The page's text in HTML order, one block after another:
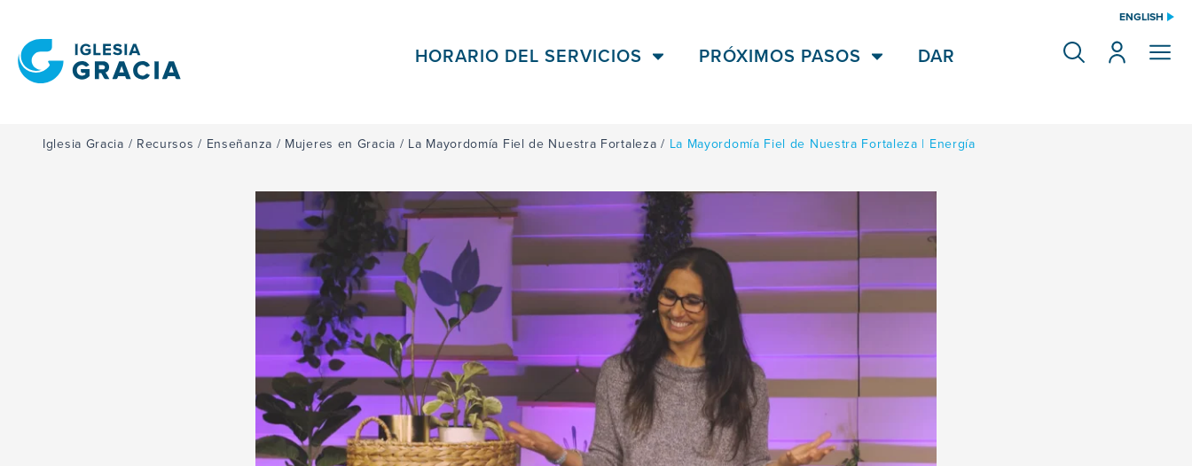
HORARIO DEL SERVICIOS PRÓXIMOS PASOS DAR
ENGLISH
Iglesia Gracia / Recursos / Enseñanza / Mujeres en Gracia / La Mayordomía Fiel de Nuestra Fortaleza / La Mayordomía Fiel de Nuestra Fortaleza | Energía